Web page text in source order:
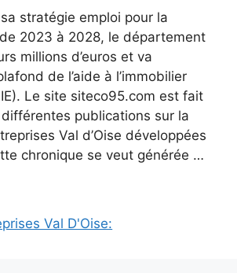
stratégie emploi pour la
2023 à 2028, le département
millions d’euros et va
de l’aide à l’immobilier
Le site siteco95.com est fait
publications sur la
Val d’Oise développées
chronique se veut générée …
Val D'Oise: